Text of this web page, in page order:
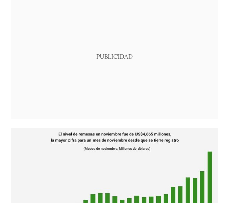
PUBLICIDAD